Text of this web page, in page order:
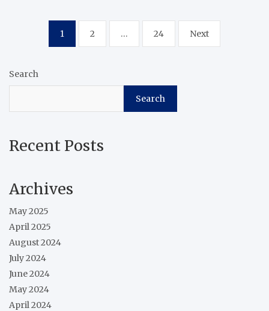
pagination
1 2 … 24 Next
Search
Search
Recent Posts
Archives
May 2025
April 2025
August 2024
July 2024
June 2024
May 2024
April 2024